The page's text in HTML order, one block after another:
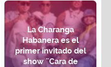
La Charanga
Habanera es el
primer invitado del
show ¨Cara de